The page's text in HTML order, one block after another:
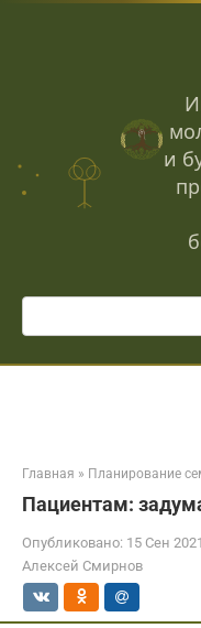
и
Поиск:
Главная » Планирование
Пациентам:
Опубликовано: 15 Сен 2021
Алексей Смирнов